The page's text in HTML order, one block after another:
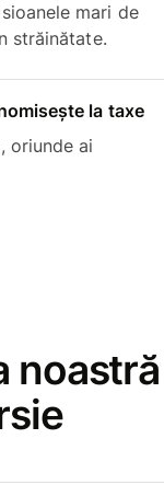
mari de
străinătate.
la taxe
oriunde ai
noastră